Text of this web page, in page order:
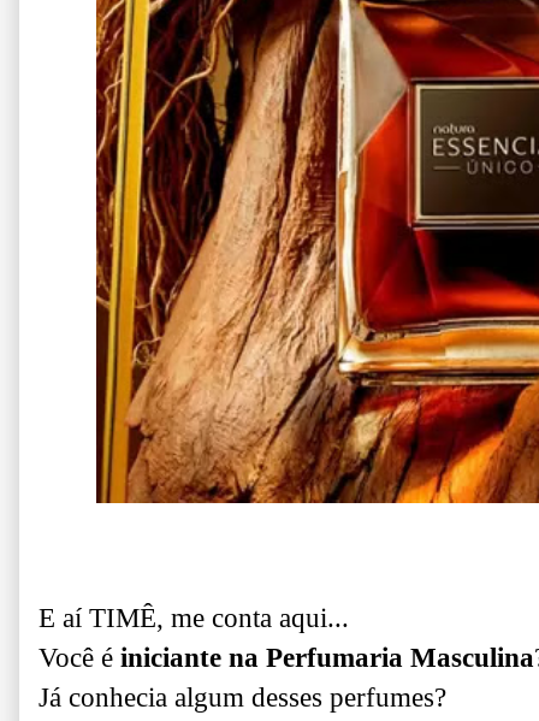
E aí TIMÊ, me conta aqui...
Você é iniciante na Perfumaria Masculina
Já conhecia algum desses perfumes?